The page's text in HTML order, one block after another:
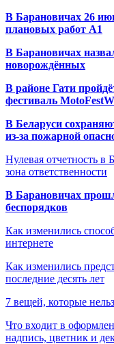
В Барановичах 26
плановых работ A1
В Барановичах
новорождённых
В районе Гати
фестиваль
В Беларуси
из-за пожарной
Нулевая отчетность в
зона ответственности
В Барановичах
беспорядков
Как изменились
интернете
Как изменились
последние десять лет
7 вещей, которые
Что входит в
надпись, цветник и